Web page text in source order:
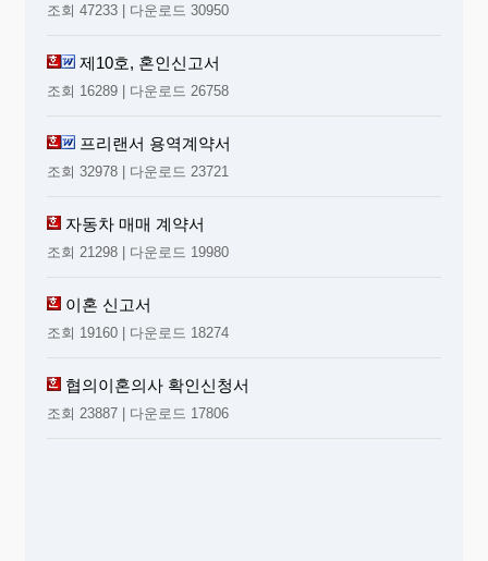
조회 47233 | 다운로드 30950
제10호, 혼인신고서
조회 16289 | 다운로드 26758
프리랜서 용역계약서
조회 32978 | 다운로드 23721
자동차 매매 계약서
조회 21298 | 다운로드 19980
이혼 신고서
조회 19160 | 다운로드 18274
협의이혼의사 확인신청서
조회 23887 | 다운로드 17806